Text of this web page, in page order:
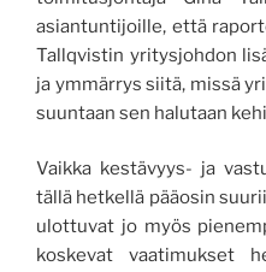
asiantuntijoille, että
Tallqvistin yritysjohdon
ja ymmärrys siitä, missä
suuntaan sen halutaan
Vaikka kestävyys- ja
tällä hetkellä pääosin
ulottuvat jo myös
koskevat vaatimukset